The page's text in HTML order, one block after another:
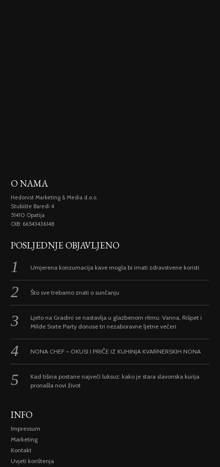
O NAMA
Hedonist Marketing & Media d.o.o.
Stubište Baredi 4
51410 Opatija
OIB: 66543436148
POSLJEDNJE OBJAVLJENO
Umjerena konzumacija kave mogla bi imati zdravstvene koristi
Što sve trebamo znati o sunčanju
Ljeto na Gradini se nastavlja u glazbenom ritmu: Vanna, Rišpet i
Milde Sorte Party donose tri nezaboravne ljetne večeri
NONA CHEF – OKUSI I PRIČE IZ KUHINJA KVARNERSKIH NONA
Kad tišina postane najveći luksuz: kako je stara slavonska kurija
pronašla novi život
INFO
Impressum
Marketing
Kontakt
Uvjeti korištenja